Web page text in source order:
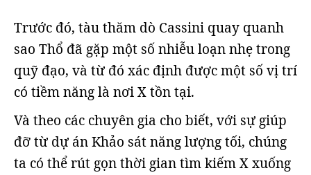
Trước đó, tàu thăm dò Cassini quay quanh
sao Thổ đã gặp một số nhiễu loạn nhẹ trong
quỹ đạo, và từ đó xác định được một số vị trí
có tiềm năng là nơi X tồn tại.
Và theo các chuyên gia cho biết, với sự giúp
đỡ từ dự án Khảo sát năng lượng tối, chúng
ta có thể rút gọn thời gian tìm kiếm X xuống